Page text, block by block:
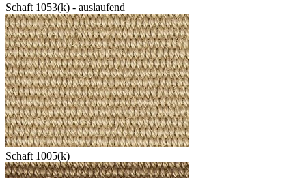
Schaft 1053(k) - auslaufend
Schaft 1005(k)